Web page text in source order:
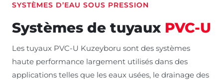
SYSTÈMES D’EAU SOUS PRESSION
Systèmes de tuyaux PVC-U
Les tuyaux PVC-U Kuzeyboru sont des systèmes
haute performance largement utilisés dans des
applications telles que les eaux usées, le drainage des